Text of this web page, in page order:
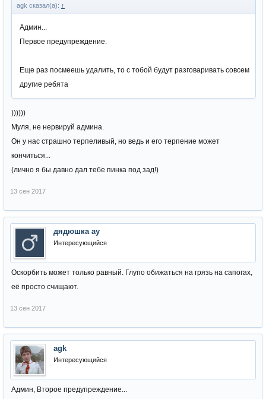
agk сказал(а): ↑
Админ...
Первое предупреждение.
Еще раз посмеешь удалить, то с тобой будут разговаривать совсем
другие ребята
))))))
Муля, не нервируй админа.
Он у нас страшно терпеливый, но ведь и его терпение может
кончиться...
(лично я бы давно дал тебе пинка под зад!)
13 сен 2017
дядюшка ау
Интересующийся
Оскорбить может только равный. Глупо обижаться на грязь на сапогах,
её просто счищают.
13 сен 2017
agk
Интересующийся
Админ, Второе предупреждение...